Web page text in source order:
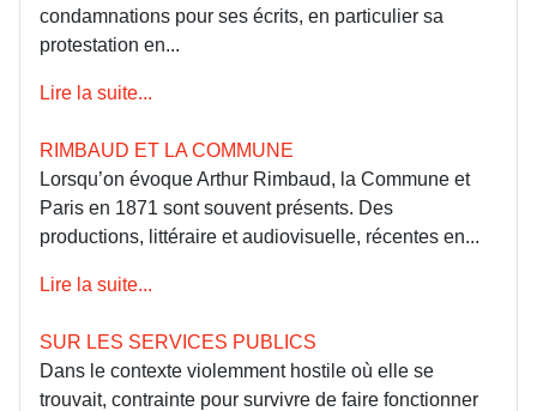
condamnations pour ses écrits, en particulier sa
protestation en...
Lire la suite...
RIMBAUD ET LA COMMUNE
Lorsqu’on évoque Arthur Rimbaud, la Commune et
Paris en 1871 sont souvent présents. Des
productions, littéraire et audiovisuelle, récentes en...
Lire la suite...
SUR LES SERVICES PUBLICS
Dans le contexte violemment hostile où elle se
trouvait, contrainte pour survivre de faire fonctionner